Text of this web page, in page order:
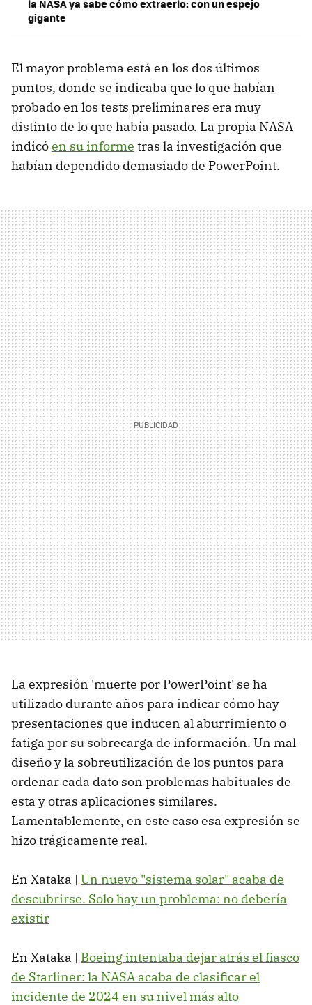
la NASA ya sabe cómo extraerlo: con un espejo
gigante
El mayor problema está en los dos últimos
puntos, donde se indicaba que lo que habían
probado en los tests preliminares era muy
distinto de lo que había pasado. La propia NASA
indicóen su informe tras la investigación que
habían dependido demasiado de PowerPoint.
La expresión 'muerte por PowerPoint' se ha
utilizado durante años para indicar cómo hay
presentaciones que inducen al aburrimiento o
fatiga por su sobrecarga de información. Un mal
diseño y la sobreutilización de los puntos para
ordenar cada dato son problemas habituales de
esta y otras aplicaciones similares.
Lamentablemente, en este caso esa expresión se
hizo trágicamente real.
En Xataka | Un nuevo "sistema solar" acaba de
descubrirse. Solo hay un problema: no debería
existir
En Xataka | Boeing intentaba dejar atrás el fiasco
de Starliner: la NASA acaba de clasificar el
incidente de 2024 en su nivel más alto